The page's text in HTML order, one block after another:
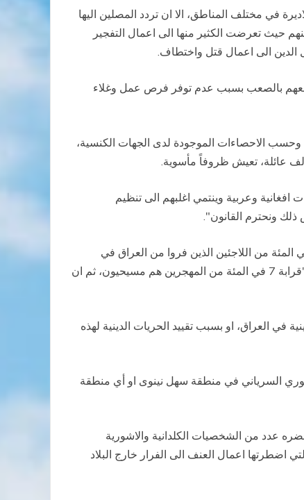
في مختلف المناطق، الا ان تردد المصلين اليها
حيث تعرضت الكثير منها الى اعمال التفجير
الى اعمال قتل واختطاف.
بالصعب بسبب عدم توفر فرص عمل وغلاء
وحسب الاحصاءات الموجودة لدى الجهات الكنسية،
وعربية وينتمي اغلبهم الى تنظيم
ذلك ونحترم القانون".
المفوضية العليا لشؤون اللاجئين التابعة للأمم المتحدة ان الكلدوآشوريين والصابئة المندائيين يشكلون نسبة 40 في المئة من اللاجئين الذين فروا من العراق في
السنوات الماضية، على الرغم من ان هذه الأقليات تمثل ثلاثة في المئة فقط من سكان العراق، حيث تشير تقارير اخرى الى ان "قرابة 7 في المئة من المهجرين هم مسيحيون، ثم ان
في العراق، او بسبب تقييد الحريات الدينية لهذه
السرياني في منطقة سهل نينوى او أي منطقة
عدد من الشخصيات الكلدانية والاشورية
اضطرتها اعمال العنف الى الفرار خارج البلاد